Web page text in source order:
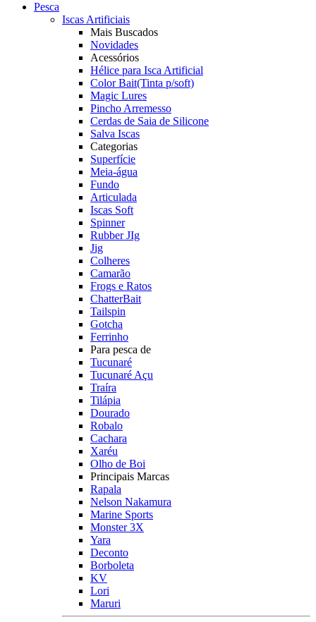
Pesca
Iscas Artificiais
Mais Buscados
Novidades
Acessórios
Hélice para Isca Artificial
Color Bait(Tinta p/soft)
Magic Lures
Pincho Arremesso
Cerdas de Saia de Silicone
Salva Iscas
Categorias
Superfície
Meia-água
Fundo
Articulada
Iscas Soft
Spinner
Rubber JIg
Jig
Colheres
Camarão
Frogs e Ratos
ChatterBait
Tailspin
Gotcha
Ferrinho
Para pesca de
Tucunaré
Tucunaré Açu
Traíra
Tilápia
Dourado
Robalo
Cachara
Xaréu
Olho de Boi
Principais Marcas
Rapala
Nelson Nakamura
Marine Sports
Monster 3X
Yara
Deconto
Borboleta
KV
Lori
Maruri